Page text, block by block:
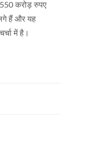
550 करोड़ रुपए
हैं और यह
में है।